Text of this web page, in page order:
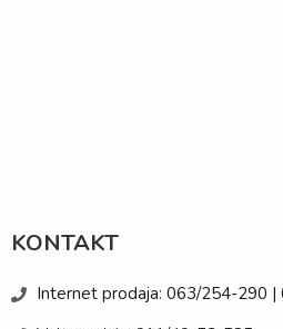
KONTAKT
Internet prodaja: 063/254-290